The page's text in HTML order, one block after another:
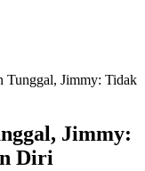
Tunggal, Jimmy: Tidak
Jimmy:
Diri